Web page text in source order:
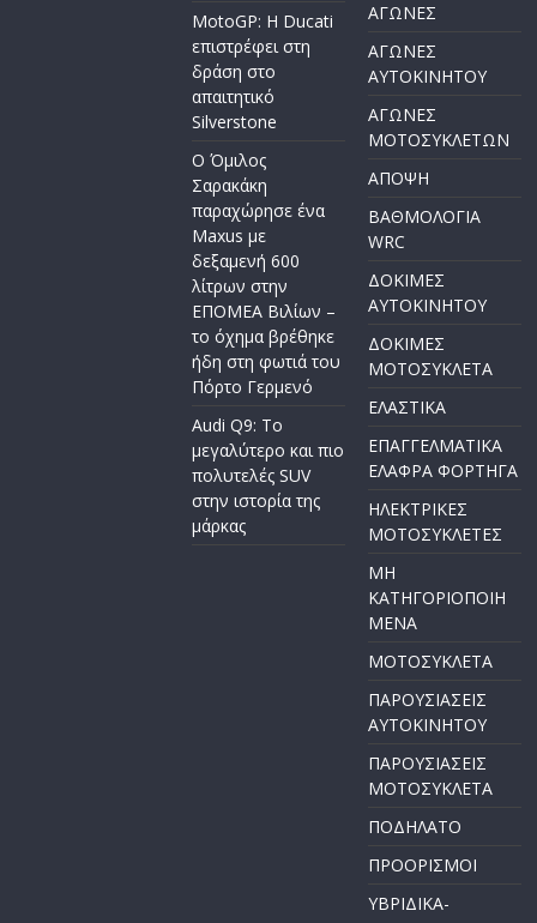
MotoGP: Η Ducati
επιστρέφει στη
δράση στο
απαιτητικό
Silverstone
Ο Όμιλος
Σαρακάκη
παραχώρησε ένα
Maxus με
δεξαμενή 600
λίτρων στην
ΕΠΟΜΕΑ Βιλίων –
το όχημα βρέθηκε
ήδη στη φωτιά του
Πόρτο Γερμενό
Audi Q9: Το
μεγαλύτερο και πιο
πολυτελές SUV
στην ιστορία της
μάρκας
ΑΓΩΝΕΣ
ΑΓΩΝΕΣ
AYTOKINHTOY
ΑΓΩΝΕΣ
ΜΟΤΟΣΥΚΛΕΤΩΝ
ΑΠΟΨΗ
ΒΑΘΜΟΛΟΓΙΑ
WRC
ΔΟΚΙΜΕΣ
ΑΥΤΟΚΙΝΗΤΟΥ
ΔΟΚΙΜΕΣ
ΜΟΤΟΣΥΚΛΕΤΑ
ΕΛΑΣΤΙΚΑ
ΕΠΑΓΓΕΛΜΑΤΙΚΑ
ΕΛΑΦΡΑ ΦΟΡΤΗΓΑ
ΗΛΕΚΤΡΙΚΕΣ
ΜΟΤΟΣΥΚΛΕΤΕΣ
ΜΗ
ΚΑΤΗΓΟΡΙΟΠΟΙΗ
ΜΕΝΑ
ΜΟΤΟΣΥΚΛΕΤΑ
ΠΑΡΟΥΣΙΑΣΕΙΣ
ΑΥΤΟΚΙΝΗΤΟΥ
ΠΑΡΟΥΣΙΑΣΕΙΣ
ΜΟΤΟΣΥΚΛΕΤΑ
ΠΟΔΗΛΑΤΟ
ΠΡΟΟΡΙΣΜΟΙ
ΥΒΡΙΔΙΚΑ-